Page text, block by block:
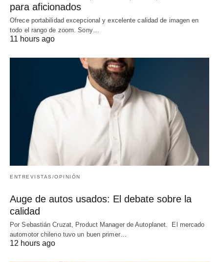
para aficionados
Ofrece portabilidad excepcional y excelente calidad de imagen en
todo el rango de zoom. Sony…
11 hours ago
ENTREVISTAS/OPINIÓN
Auge de autos usados: El debate sobre la
calidad
Por Sebastián Cruzat, Product Manager de Autoplanet. El mercado
automotor chileno tuvo un buen primer…
12 hours ago